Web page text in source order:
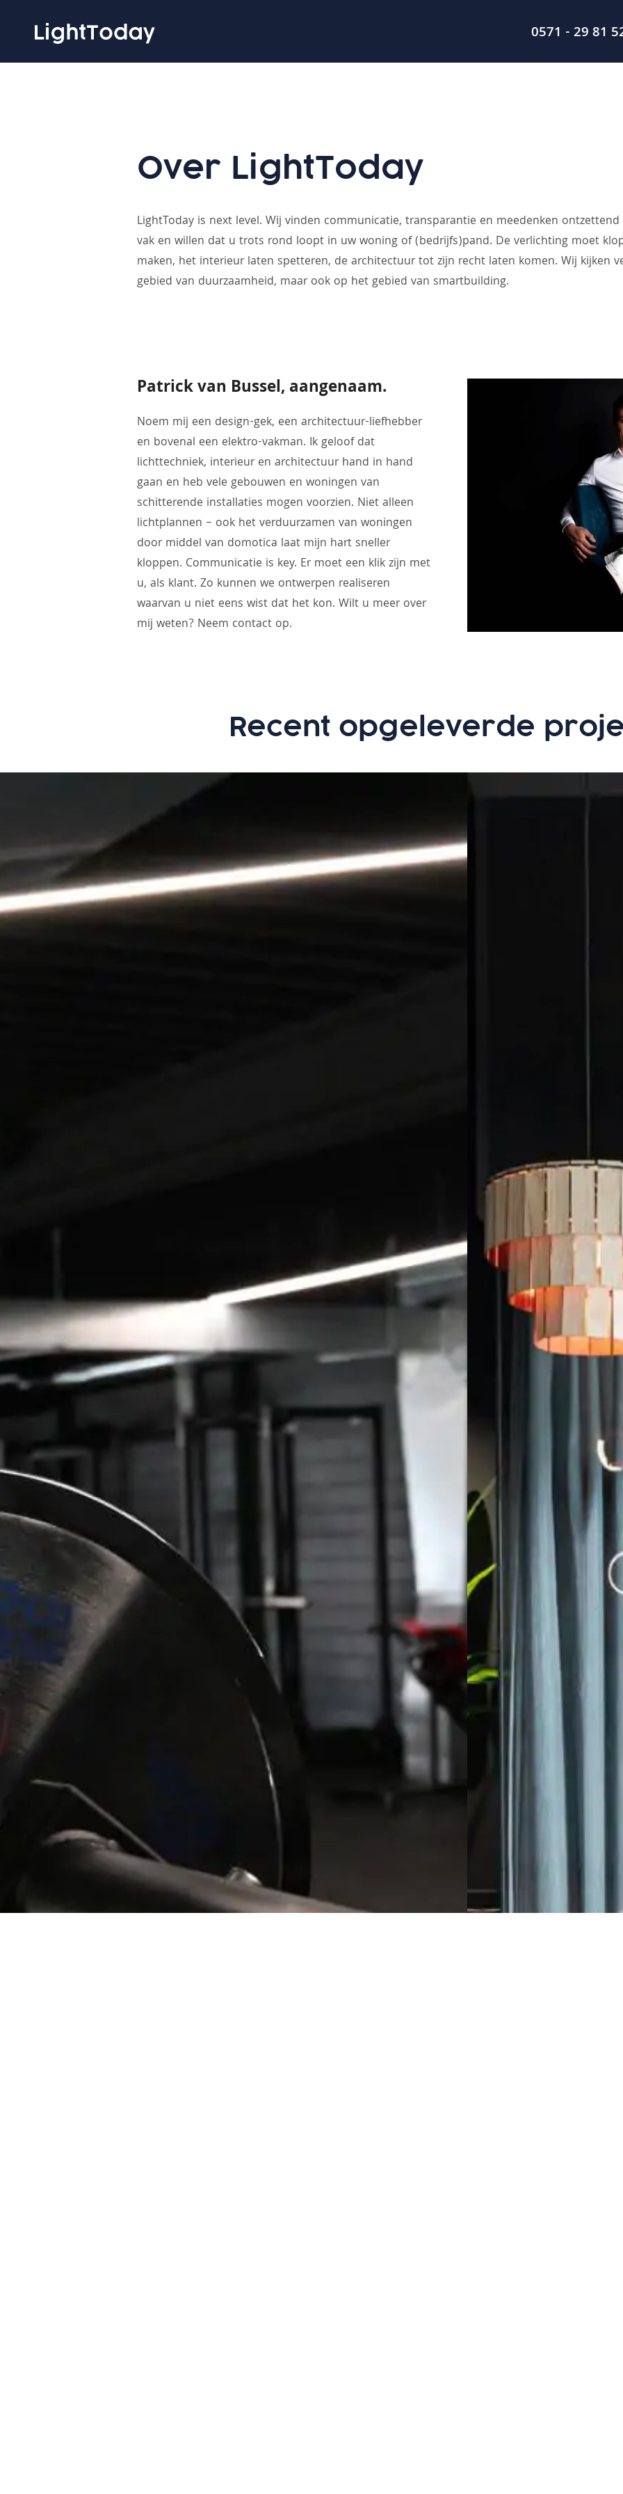
0571 - 29 81
Over LightToday
LightToday is next level. Wij vinden communicatie, transparantie en meedenken
vak en willen dat u trots rond loopt in uw woning of (bedrijfs)pand. De verlichting moet
maken, het interieur laten spetteren, de architectuur tot zijn recht laten komen. Wij kijken
gebied van duurzaamheid, maar ook op het gebied van smartbuilding.
Patrick van Bussel, aangenaam.
Noem mij een design-gek, een architectuur-liefhebber
en bovenal een elektro-vakman. Ik geloof dat
lichttechniek, interieur en architectuur hand in hand
gaan en heb vele gebouwen en woningen van
schitterende installaties mogen voorzien. Niet alleen
lichtplannen – ook het verduurzamen van woningen
door middel van domotica laat mijn hart sneller
kloppen. Communicatie is key. Er moet een klik zijn met
u, als klant. Zo kunnen we ontwerpen realiseren
waarvan u niet eens wist dat het kon. Wilt u meer over
mij weten? Neem contact op.
Recent opgeleverde